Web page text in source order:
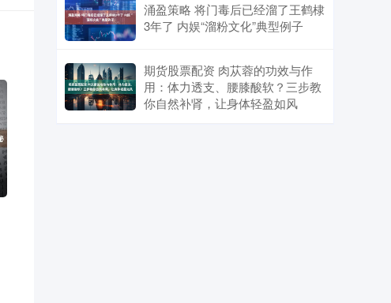
涌盈策略 将门毒后已经溜了王鹤棣
3年了 内娱“溜粉文化”典型例子
期货股票配资 肉苁蓉的功效与作
用：体力透支、腰膝酸软？三步教
你自然补肾，让身体轻盈如风